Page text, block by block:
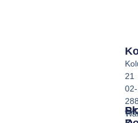
21
02-